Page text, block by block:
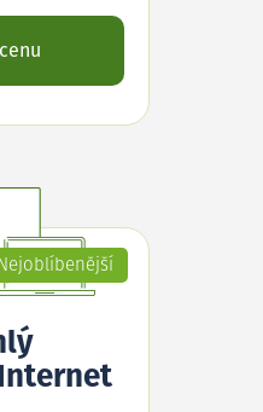
Nejoblíbenější